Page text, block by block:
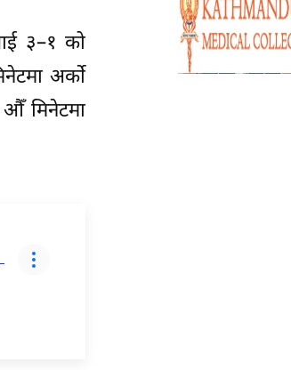
३–१ को
अर्को
मिनेटमा